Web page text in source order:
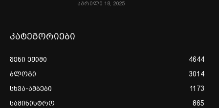
აპრილი 18, 2025
კატეგორიები
შენი ექიმი
4644
ბლოგი
3014
სხვა-ამბები
1173
სამინისტრო
865